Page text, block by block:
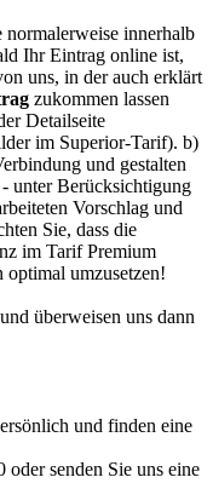
normalerweise innerhalb
Ihr Eintrag online ist,
uns, in der auch erklärt
zukommen lassen
Detailseite
im Superior-Tarif). b)
und gestalten
- unter Berücksichtigung
Vorschlag und
Sie, dass die
im Tarif Premium
umzusetzen!
überweisen uns dann
und finden eine
oder senden Sie uns eine